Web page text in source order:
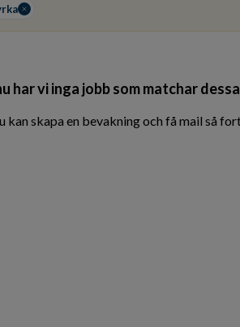
har vi inga jobb som matchar
kan skapa en bevakning och få mail så